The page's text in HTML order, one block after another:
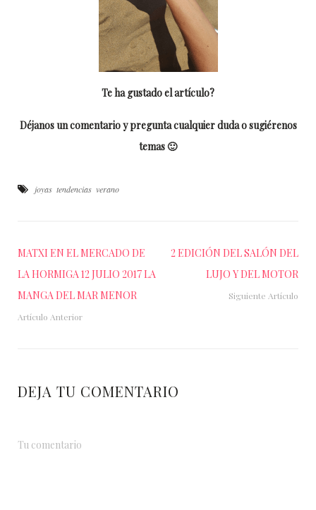
Te ha gustado el artículo?
Déjanos un comentario y pregunta cualquier duda o sugiérenos
temas 🙂
joyas tendencias verano
MATXI EN EL MERCADO DE
LA HORMIGA 12 JULIO 2017 LA
MANGA DEL MAR MENOR
Artículo Anterior
2 EDICIÓN DEL SALÓN DEL
LUJO Y DEL MOTOR
Siguiente Artículo
DEJA TU COMENTARIO